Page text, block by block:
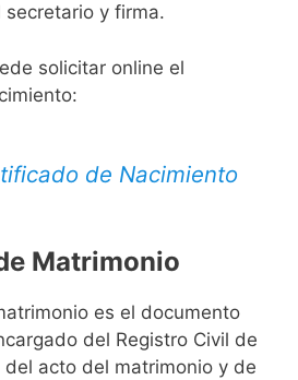
secretario y firma.
solicitar online el
de Nacimiento
Matrimonio
es el documento
del Registro Civil de
del acto del matrimonio y de